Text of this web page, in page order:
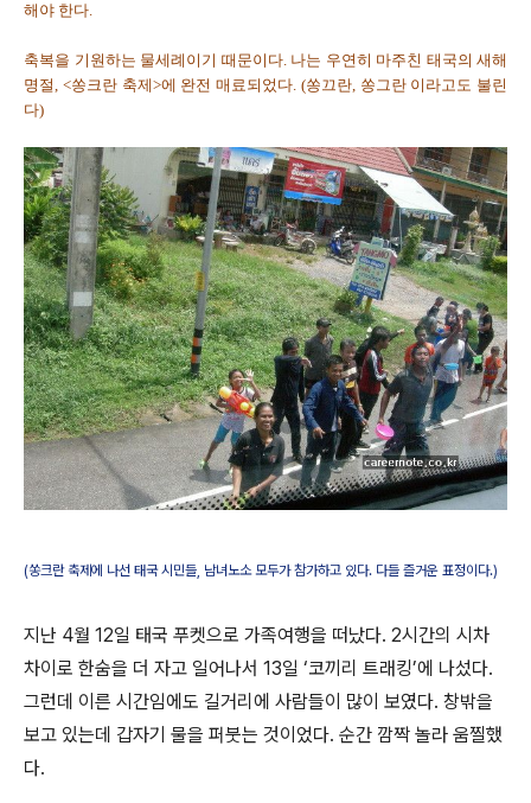
해야 한다.
축복을 기원하는 물세례이기 때문이다. 나는 우연히 마주친 태국의 새해
명절, <쏭크란 축제>에 완전 매료되었다. (쏭끄란, 쏭그란 이라고도 불린
다)
(쏭크란 축제에 나선 태국 시민들, 남녀노소 모두가 참가하고 있다. 다들 즐거운 표정이다.)
지난 4월 12일 태국 푸켓으로 가족여행을 떠났다. 2시간의 시차
차이로 한숨을 더 자고 일어나서 13일 ‘코끼리 트래킹’에 나섰다.
그런데 이른 시간임에도 길거리에 사람들이 많이 보였다. 창밖을
보고 있는데 갑자기 물을 퍼붓는 것이었다. 순간 깜짝 놀라 움찔했
다.